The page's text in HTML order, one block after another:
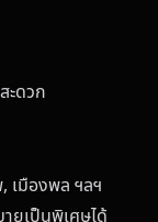
ะดวก
เมืองพล ฯลฯ